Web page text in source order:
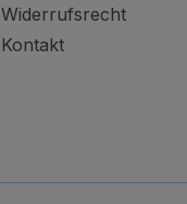
Widerrufsrecht
Kontakt